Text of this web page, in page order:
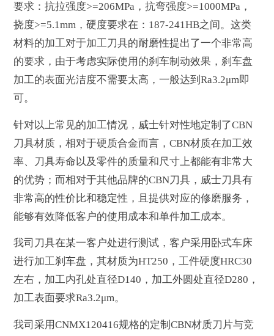
要求：抗拉强度>=206MPa，抗弯强度>=1000MPa，
挠度>=5.1mm，硬度要求在：187-241HB之间。这类
材料的加工对于加工刀具的耐磨性提出了一个非常高
的要求，由于考虑实际使用的刹车制动效果，刹车盘
加工的表面光洁度不需要太高，一般达到Ra3.2μm即
可。
针对以上常见的加工情况，威士针对性地定制了CBN
刀具材质，相对于硬质合金而言，CBN材质在加工效
率、刀具寿命以及零件的质量和尺寸上都能有非常大
的优势；而相对于其他品牌的CBN刀具，威士刀具有
非常高的性价比和稳定性，且提供对应的修磨服务，
能够有效降低客户的使用成本和单件加工成本。
我司刀具在某一客户处进行测试，客户采用卧式车床
进行加工刹车盘，其材质为HT250，工件硬度HRC30
左右，加工内孔处直径D140，加工外圆处直径D280，
加工表面要求Ra3.2μm。
我司采用CNMX120416规格的定制CBN材质刀片与竞